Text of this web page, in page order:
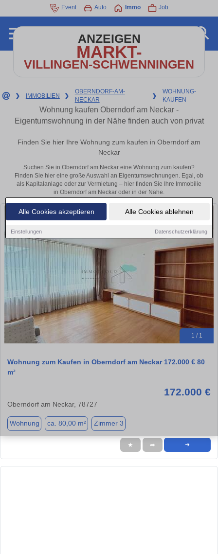
Alle Cookies akzeptieren Alle Cookies ablehnen
Einstellungen Datenschutzerklärung
Event Auto Immo Job
ANZEIGEN
MARKT-
VILLINGEN-SCHWENNINGEN
❯ IMMOBILIEN ❯
OBERNDORF-AM-
NECKAR
❯
WOHNUNG-
KAUFEN
Wohnung kaufen Oberndorf am Neckar -
Eigentumswohnung in der Nähe finden auch von privat
Finden Sie hier Ihre Wohnung zum kaufen in Oberndorf am
Neckar
Suchen Sie in Oberndorf am Neckar eine Wohnung zum kaufen?
Finden Sie hier eine große Auswahl an Eigentumswohnungen. Egal, ob
als Kapitalanlage oder zur Vermietung – hier finden Sie Ihre Immobilie
in Oberndorf am Neckar oder in der Nähe.
1 / 1
Wohnung zum Kaufen in Oberndorf am Neckar 172.000 € 80
m²
172.000 €
Oberndorf am Neckar, 78727
Wohnung ca. 80,00 m² Zimmer 3
★ ➦ ➜